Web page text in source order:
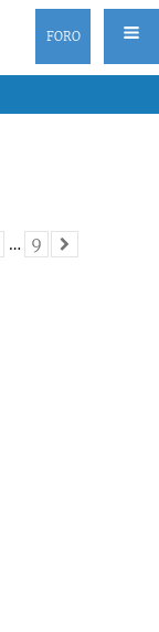
FORO
… 9
Siguiente